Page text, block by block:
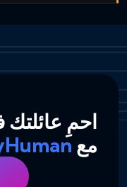
احمِ عائلتك
مع